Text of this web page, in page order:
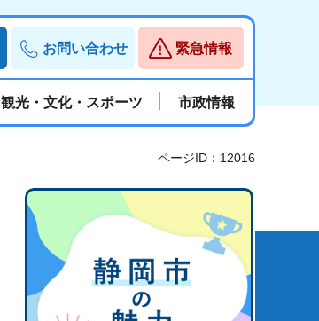
お問い合わせ 緊急情報
観光・文化・スポーツ 市政情報
ページID：12016